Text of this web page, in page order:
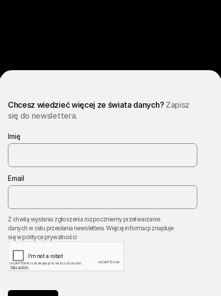
Chcesz wiedzieć więcej ze świata danych? Zapisz
się do newslettera.
Imię
Email
Z chwilą wysłania zgłoszenia rozpoczniemy przetwarzanie
danych w celu przesłania newslettera. Więcej informacji znajduje
się wpolityce prywatności